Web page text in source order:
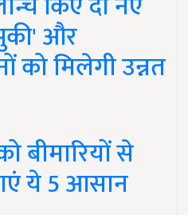
और
को मिलेगी उन्नत
बीमारियों से
ये 5 आसान